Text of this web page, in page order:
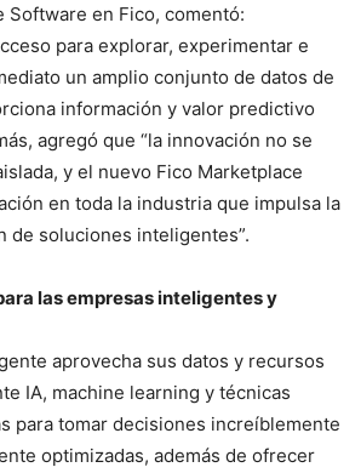
Software en Fico, comentó:
para explorar, experimentar e
un amplio conjunto de datos de
información y valor predictivo
agregó que “la innovación no se
y el nuevo Fico Marketplace
en toda la industria que impulsa la
de soluciones inteligentes”.
las empresas inteligentes y
aprovecha sus datos y recursos
IA, machine learning y técnicas
para tomar decisiones increíblemente
optimizadas, además de ofrecer